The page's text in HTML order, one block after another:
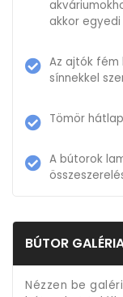
akkor
Az ajtók
sínnekkel
Tömör
A bútorok
BÚTOR
Nézzen be